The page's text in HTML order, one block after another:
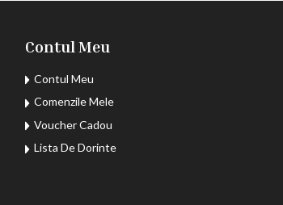
Contul Meu
Contul Meu
Comenzile Mele
Voucher Cadou
Lista De Dorinte